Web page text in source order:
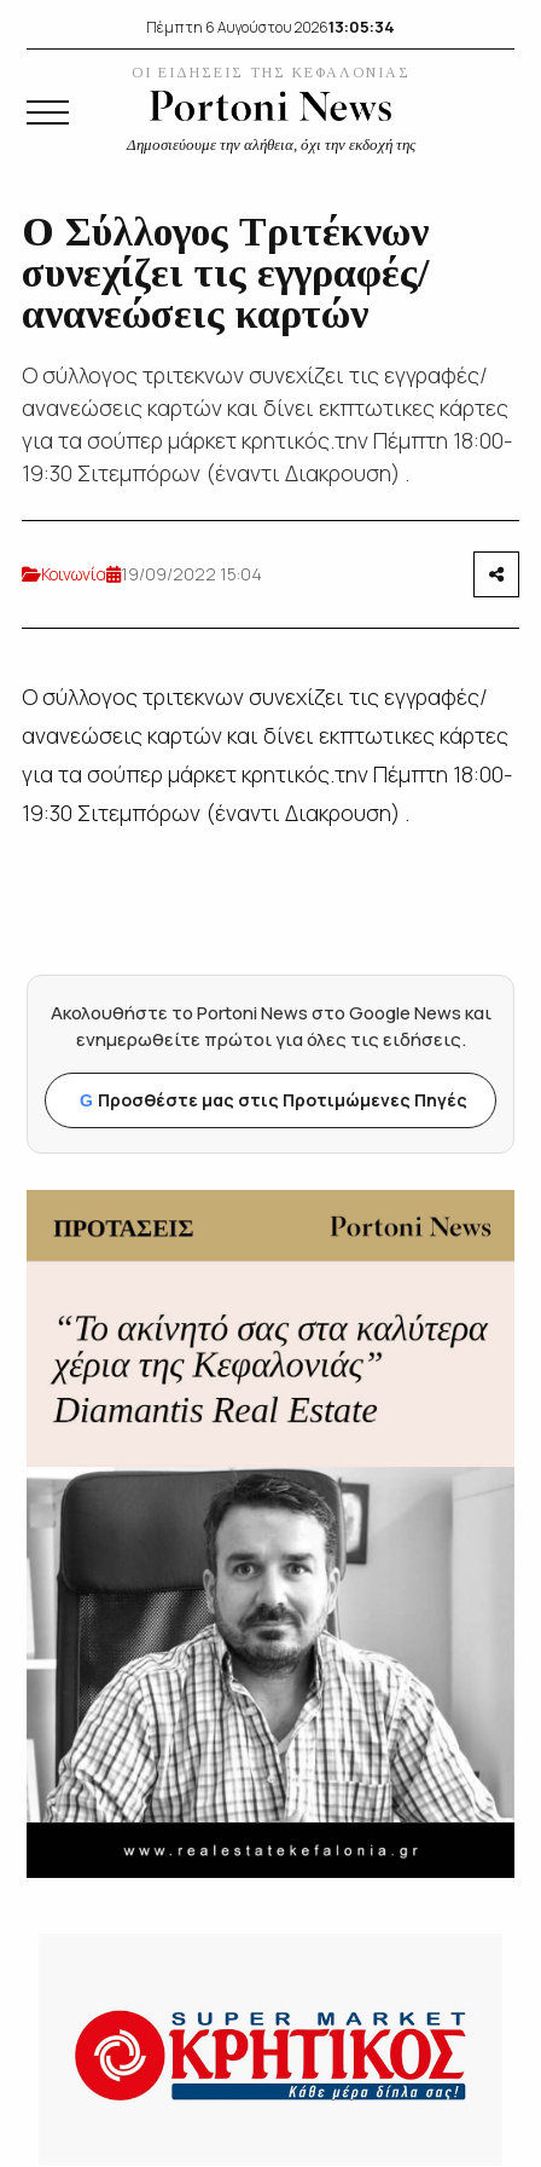
Πέμπτη 6 Αυγούστου 202613:05:34
ΟΙ ΕΙΔΗΣΕΙΣ ΤΗΣ ΚΕΦΑΛΟΝΙΑΣ
Δημοσιεύουμε την αλήθεια, όχι την εκδοχή της
Ο Σύλλογος Τριτέκνων
συνεχίζει τις εγγραφές/
ανανεώσεις καρτών
Ο σύλλογος τριτεκνων συνεχίζει τις εγγραφές/
ανανεώσεις καρτών και δίνει εκπτωτικες κάρτες
για τα σούπερ μάρκετ κρητικός.την Πέμπτη 18:00-
19:30 Σιτεμπόρων (έναντι Διακρουση) .
Κοινωνία 19/09/2022 15:04
Ο σύλλογος τριτεκνων συνεχίζει τις εγγραφές/
ανανεώσεις καρτών και δίνει εκπτωτικες κάρτες
για τα σούπερ μάρκετ κρητικός.την Πέμπτη 18:00-
19:30 Σιτεμπόρων (έναντι Διακρουση) .
Ακολουθήστε το Portoni News στο Google News και
ενημερωθείτε πρώτοι για όλες τις ειδήσεις.
G Προσθέστε μας στις Προτιμώμενες Πηγές